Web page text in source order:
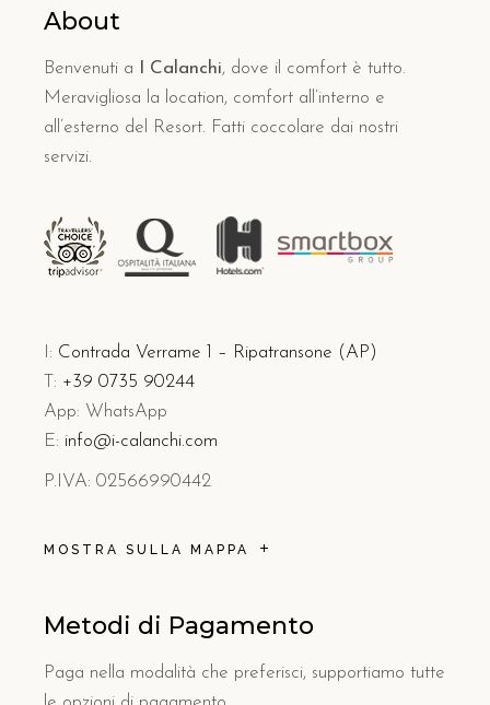
About
Benvenuti a I Calanchi, dove il comfort è tutto.
Meravigliosa la location, comfort all’interno e
all’esterno del Resort. Fatti coccolare dai nostri
servizi.
I: Contrada Verrame 1 – Ripatransone (AP)
T: +39 0735 90244
App: WhatsApp
E: info@i-calanchi.com
P.IVA: 02566990442
MOSTRA SULLA MAPPA
Metodi di Pagamento
Paga nella modalità che preferisci, supportiamo tutte